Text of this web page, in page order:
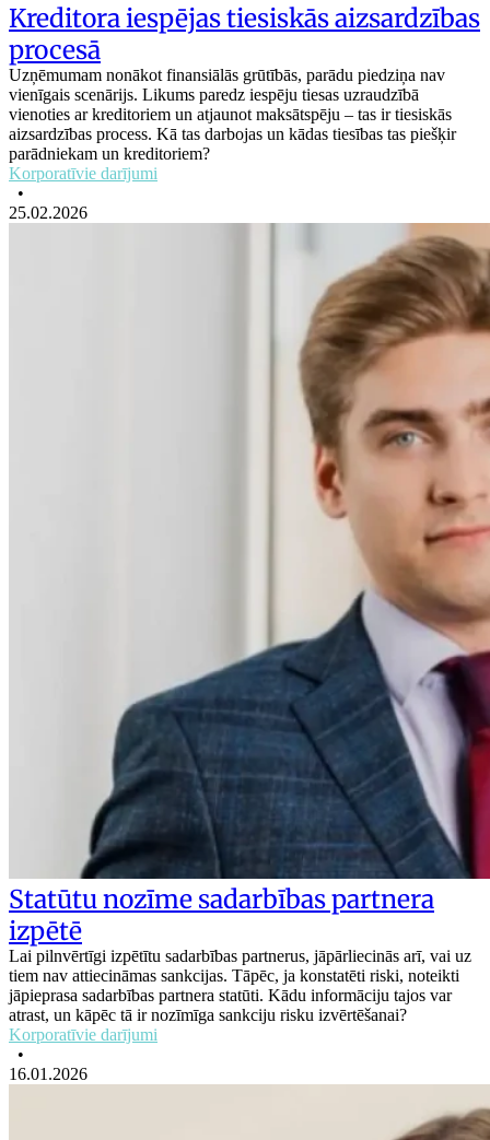
Kreditora iespējas tiesiskās aizsardzības
procesā
Uzņēmumam nonākot finansiālās grūtībās, parādu piedziņa nav
vienīgais scenārijs. Likums paredz iespēju tiesas uzraudzībā
vienoties ar kreditoriem un atjaunot maksātspēju – tas ir tiesiskās
aizsardzības process. Kā tas darbojas un kādas tiesības tas piešķir
parādniekam un kreditoriem?
Korporatīvie darījumi
•
25.02.2026
Statūtu nozīme sadarbības partnera
izpētē
Lai pilnvērtīgi izpētītu sadarbības partnerus, jāpārliecinās arī, vai uz
tiem nav attiecināmas sankcijas. Tāpēc, ja konstatēti riski, noteikti
jāpieprasa sadarbības partnera statūti. Kādu informāciju tajos var
atrast, un kāpēc tā ir nozīmīga sankciju risku izvērtēšanai?
Korporatīvie darījumi
•
16.01.2026